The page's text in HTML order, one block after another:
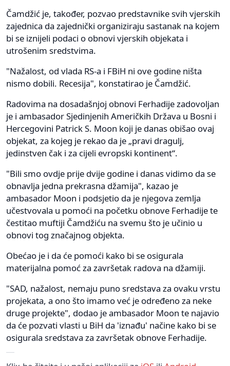
Čamdžić je, također, pozvao predstavnike svih vjerskih
zajednica da zajednički organiziraju sastanak na kojem
bi se iznijeli podaci o obnovi vjerskih objekata i
utrošenim sredstvima.
"Nažalost, od vlada RS-a i FBiH ni ove godine ništa
nismo dobili. Recesija", konstatirao je Čamdžić.
Radovima na dosadašnjoj obnovi Ferhadije zadovoljan
je i ambasador Sjedinjenih Američkih Država u Bosni i
Hercegovini Patrick S. Moon koji je danas obišao ovaj
objekat, za kojeg je rekao da je „pravi dragulj,
jedinstven čak i za cijeli evropski kontinent“.
"Bili smo ovdje prije dvije godine i danas vidimo da se
obnavlja jedna prekrasna džamija", kazao je
ambasador Moon i podsjetio da je njegova zemlja
učestvovala u pomoći na početku obnove Ferhadije te
čestitao muftiji Čamdžiću na svemu što je učinio u
obnovi tog značajnog objekta.
Obećao je i da će pomoći kako bi se osigurala
materijalna pomoć za završetak radova na džamiji.
"SAD, nažalost, nemaju puno sredstava za ovaku vrstu
projekata, a ono što imamo već je određeno za neke
druge projekte", dodao je ambasador Moon te najavio
da će pozvati vlasti u BiH da 'iznađu' načine kako bi se
osigurala sredstava za završetak obnove Ferhadije.